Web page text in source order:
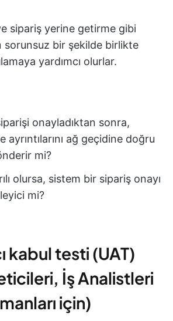
sipariş yerine getirme gibi
sorunsuz bir şekilde birlikte
yardımcı olurlar.
onayladıktan sonra,
ayrıntılarını ağ geçidine doğru
mi?
olursa, sistem bir sipariş onayı
mi?
kabul testi (UAT)
İş Analistleri
için)